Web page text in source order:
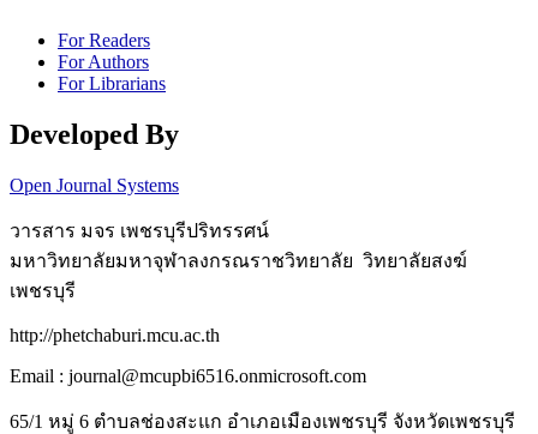
For Readers
For Authors
For Librarians
Developed By
Open Journal Systems
วารสาร มจร เพชรบุรีปริทรรศน์
มหาวิทยาลัยมหาจุฬาลงกรณราชวิทยาลัย วิทยาลัยสงฆ์
เพชรบุรี
http://phetchaburi.mcu.ac.th
Email : journal@mcupbi6516.onmicrosoft.com
65/1 หมู่ 6 ตำบลช่องสะแก อำเภอเมืองเพชรบุรี จังหวัดเพชรบุรี